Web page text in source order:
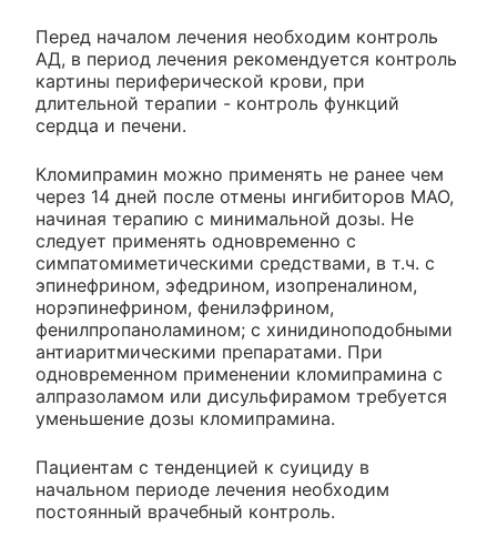
Перед началом лечения необходим контроль
АД, в период лечения рекомендуется контроль
картины периферической крови, при
длительной терапии - контроль функций
сердца и печени.
Кломипрамин можно применять не ранее чем
через 14 дней после отмены ингибиторов МАО,
начиная терапию с минимальной дозы. Не
следует применять одновременно с
симпатомиметическими средствами, в т.ч. с
эпинефрином, эфедрином, изопреналином,
норэпинефрином, фенилэфрином,
фенилпропаноламином; с хинидиноподобными
антиаритмическими препаратами. При
одновременном применении кломипрамина с
алпразоламом или дисульфирамом требуется
уменьшение дозы кломипрамина.
Пациентам с тенденцией к суициду в
начальном периоде лечения необходим
постоянный врачебный контроль.